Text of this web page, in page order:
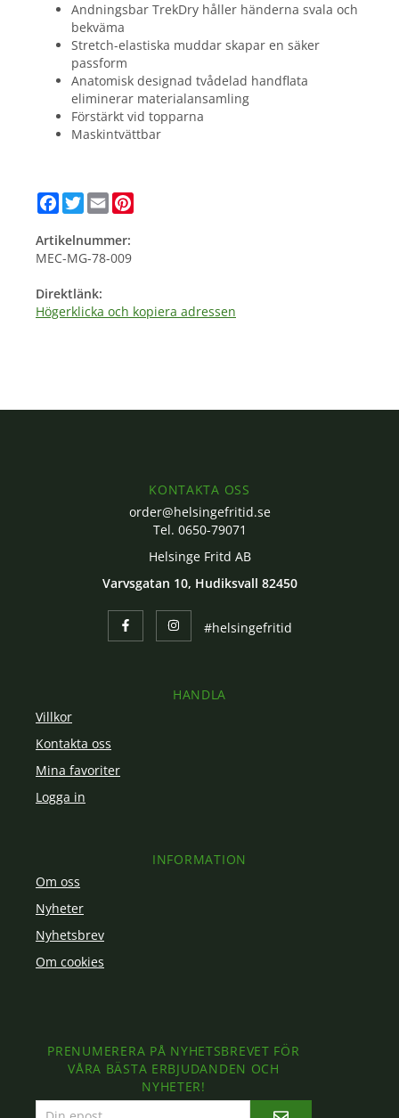
Andningsbar TrekDry håller händerna svala och
bekväma
Stretch-elastiska muddar skapar en säker
passform
Anatomisk designad tvådelad handflata
eliminerar materialansamling
Förstärkt vid topparna
Maskintvättbar
Facebook
Twitter
Email
Artikelnummer:
MEC-MG-78-009
Direktlänk:
Högerklicka och kopiera adressen
KONTAKTA OSS
order@helsingefritid.se
Tel. 0650-79071
Helsinge Fritd AB
Varvsgatan 10, Hudiksvall 82450
#helsingefritid
HANDLA
Villkor
Kontakta oss
Mina favoriter
Logga in
INFORMATION
Om oss
Nyheter
Nyhetsbrev
Om cookies
PRENUMERERA PÅ NYHETSBREVET FÖR
VÅRA BÄSTA ERBJUDANDEN OCH
NYHETER!